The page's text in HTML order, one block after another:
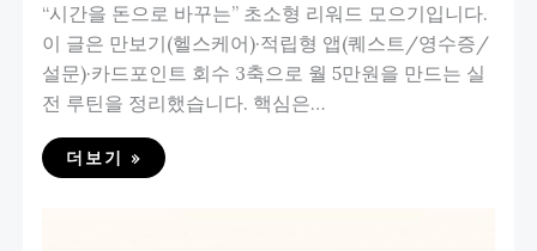
“시간을 돈으로 바꾸는” 초소형 리워드 모으기입니다.
이 글은 만보기(헬스케어)·적립형 앱(퀘스트/영수증/
설문)·카드포인트 회수 3축으로 월 5만원을 만드는 실
전 루틴을 정리했습니다. 핵심은…
더보기 »